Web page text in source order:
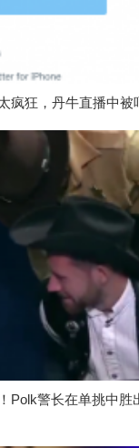
疯狂，丹牛直播中
Polk警长在单挑中胜